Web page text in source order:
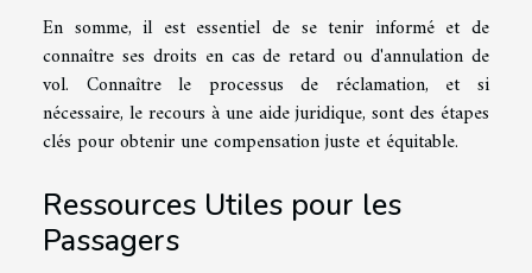
En somme, il est essentiel de se tenir informé et de
connaître ses droits en cas de retard ou d'annulation de
vol. Connaître le processus de réclamation, et si
nécessaire, le recours à une aide juridique, sont des étapes
clés pour obtenir une compensation juste et équitable.
Ressources Utiles pour les
Passagers